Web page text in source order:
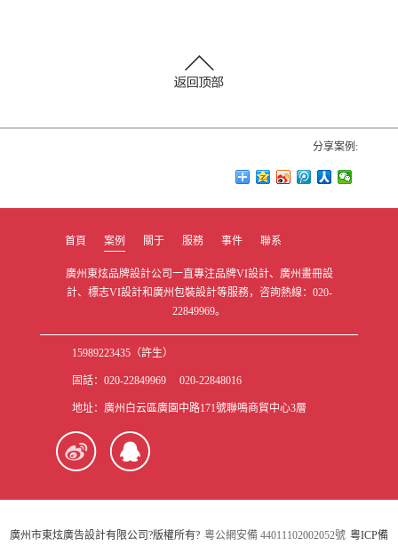
分享案例:
首頁 案例 關于 服務 事件 聯系
廣州東炫品牌設計公司一直專注品牌VI設計、廣州畫冊設
計、標志VI設計和廣州包裝設計等服務，咨詢熱線：020-
22849969。
15989223435（許生）
固話：020-22849969 020-22848016
地址：廣州白云區廣園中路171號聯鳴商貿中心3層
廣州市東炫廣告設計有限公司?版權所有? 粵公網安備 44011102002052號 粵ICP備